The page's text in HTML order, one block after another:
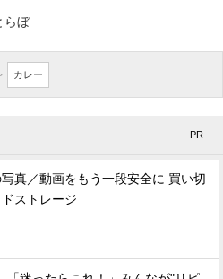
らぼ
カレー
- PR -
真／動画をもう一段安全に 買い切
ドストレージ